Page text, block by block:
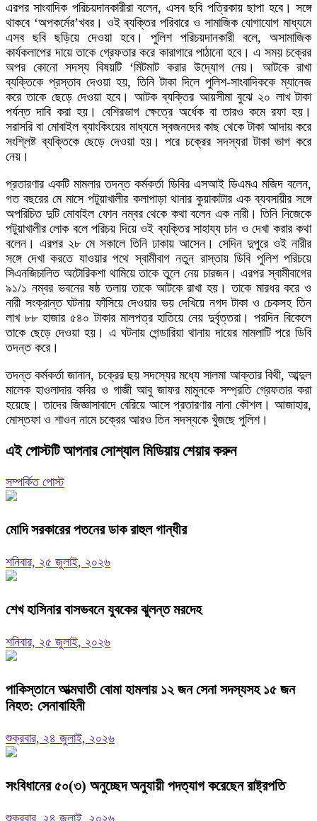
এরপর সাংবাদিক পরিচয়দানকারীরা বলেন, এসব ছবি পত্রিকায় ছাপা হবে। সঙ্গে
থাকবে ‘অপকর্মের’খবর। ওই ব্যক্তির পরিবারে ও সামাজিক যোগাযোগ মাধ্যমে
এসব ছবি ছড়িয়ে দেওয়া হবে। পুলিশ পরিচয়দানকারী বলে, অসামাজিক
কার্যকলাপের দায়ে তাকে গ্রেফতার করে কারাগারে পাঠানো হবে। এ সময় চক্রের
অপর কোনো সদস্য বিষয়টি ‘মিটমাট করার উদ্যোগ নেয়। আটকে রাখা
ব্যক্তিকে প্রস্তাব দেওয়া হয়, তিনি টাকা দিলে পুলিশ-সাংবাদিককে ম্যানেজ
করে তাকে ছেড়ে দেওয়া হবে। আটক ব্যক্তির আয়সীমা বুঝে ২০ লাখ টাকা
পর্যন্ত দাবি করা হয়। বেশিরভাগ ক্ষেত্রে অর্ধেক বা তারও কমে রফা হয়।
সরাসরি বা মোবাইল ব্যাংকিংয়ের মাধ্যমে স্বজনদের কাছ থেকে টাকা আদায় করে
সংশ্লিষ্ট ব্যক্তিকে ছেড়ে দেওয়া হয়। পরে চক্রের সদস্যরা টাকা ভাগ করে
নেয়।
প্রতারণার একটি মামলার তদন্ত কর্মকর্তা ডিবির এসআই ডিএমএ মজিদ বলেন,
গত বছরের মে মাসে পটুয়াখালীর কলাপাড়া থানার কুয়াকাটার এক ব্যবসায়ীর সঙ্গে
অপরিচিত দুটি মোবাইল ফোন নম্বর থেকে কথা বলেন এক নারী। তিনি নিজেকে
পটুয়াখালীর লোক বলে পরিচয় দিয়ে ওই ব্যক্তির সাহায্য চান ও দেখা করার কথা
বলেন। এরপর ২৮ মে সকালে তিনি ঢাকায় আসেন। সেদিন দুপুরে ওই নারীর
সঙ্গে দেখা করতে যাওয়ার পথে স্বামীবাগ নতুন রাস্তায় ডিবি পুলিশ পরিচয়ে
সিএনজিচালিত অটোরিকশা থামিয়ে তাকে তুলে নেয় চারজন। এরপর স্বামীবাগের
৯১/১ নম্বর ভবনের ষষ্ঠ তলায় তাকে আটকে রাখা হয়। তাকে মারধর করে ও
নারী সংক্রান্ত ঘটনায় ফাঁসিয়ে দেওয়ার ভয় দেখিয়ে নগদ টাকা ও চেকসহ তিন
লাখ ৮৮ হাজার ৫৪০ টাকার মালপত্র হাতিয়ে নেয় দুর্বৃত্তরা। পরদিন বিকেলে
তাকে ছেড়ে দেওয়া হয়। এ ঘটনায় গেন্ডারিয়া থানায় দায়ের মামলাটি পরে ডিবি
তদন্ত করে।
তদন্ত কর্মকর্তা জানান, চক্রের ছয় সদস্যের মধ্যে সালমা আক্তার বিথী, আব্দুল
মালেক হাওলাদার কবির ও গাজী আবু জাফর মামুনকে সম্প্রতি গ্রেফতার করা
হয়েছে। তাদের জিজ্ঞাসাবাদে বেরিয়ে আসে প্রতারণার নানা কৌশল। আজাহার,
মোস্তফা ও শাওন নামে চক্রের আরও তিন সদস্যকে খুঁজছে পুলিশ।
এই পোস্টটি আপনার সোশ্যাল মিডিয়ায় শেয়ার করুন
সম্পর্কিত পোস্ট
মোদি সরকারের পতনের ডাক রাহুল গান্ধীর
শনিবার, ২৫ জুলাই, ২০২৬
শেখ হাসিনার বাসভবনে যুবকের ঝুলন্ত মরদেহ
শনিবার, ২৫ জুলাই, ২০২৬
পাকিস্তানে আত্মঘাতী বোমা হামলায় ১২ জন সেনা সদস্যসহ ১৫ জন
নিহত: সেনাবাহিনী
শুক্রবার, ২৪ জুলাই, ২০২৬
সংবিধানের ৫০(৩) অনুচ্ছেদ অনুযায়ী পদত্যাগ করেছেন রাষ্ট্রপতি
শুক্রবার, ২৪ জুলাই, ২০২৬